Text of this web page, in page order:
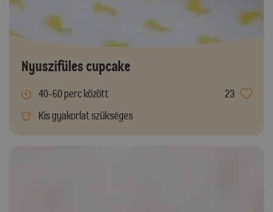
Nyuszifüles cupcake
40-60 perc között
23
Kis gyakorlat szükséges